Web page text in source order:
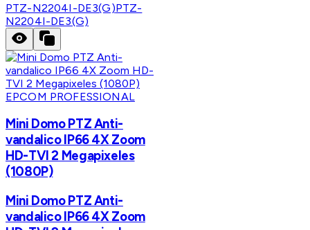
PTZ-N2204I-DE3(G)PTZ-
N2204I-DE3(G)
EPCOM PROFESSIONAL
Mini Domo PTZ Anti-
vandalico IP66 4X Zoom
HD-TVI 2 Megapixeles
(1080P)
Mini Domo PTZ Anti-
vandalico IP66 4X Zoom